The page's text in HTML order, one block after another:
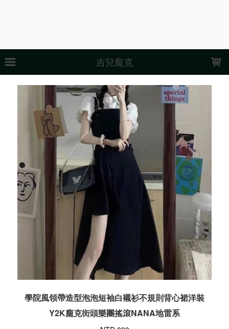
吉兒龐克
學院風領帶造型泡泡短袖白襯衫不規則背心裙洋裝
Y2K龐克街頭樂團搖滾NANA地雷系